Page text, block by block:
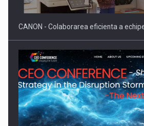
CANON - Colaborarea eficienta a